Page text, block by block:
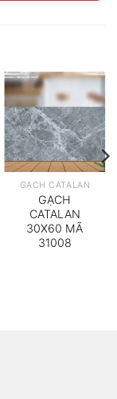
GẠCH CATALAN
GẠCH
CATALAN
30X60 MÃ
31008